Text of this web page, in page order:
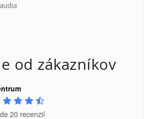
od zákazníkov
20 recenzií